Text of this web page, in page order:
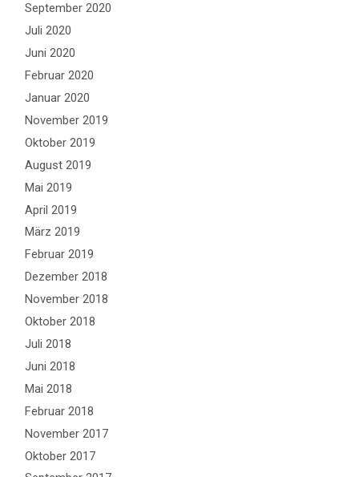
September 2020
Juli 2020
Juni 2020
Februar 2020
Januar 2020
November 2019
Oktober 2019
August 2019
Mai 2019
April 2019
März 2019
Februar 2019
Dezember 2018
November 2018
Oktober 2018
Juli 2018
Juni 2018
Mai 2018
Februar 2018
November 2017
Oktober 2017